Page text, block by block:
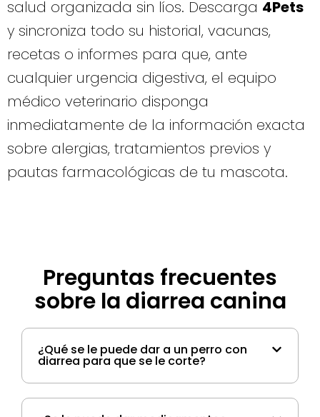
salud organizada sin líos. Descarga 4Pets
y sincroniza todo su historial, vacunas,
recetas o informes para que, ante
cualquier urgencia digestiva, el equipo
médico veterinario disponga
inmediatamente de la información exacta
sobre alergias, tratamientos previos y
pautas farmacológicas de tu mascota.
Preguntas frecuentes
sobre la diarrea canina
¿Qué se le puede dar a un perro con
diarrea para que se le corte?